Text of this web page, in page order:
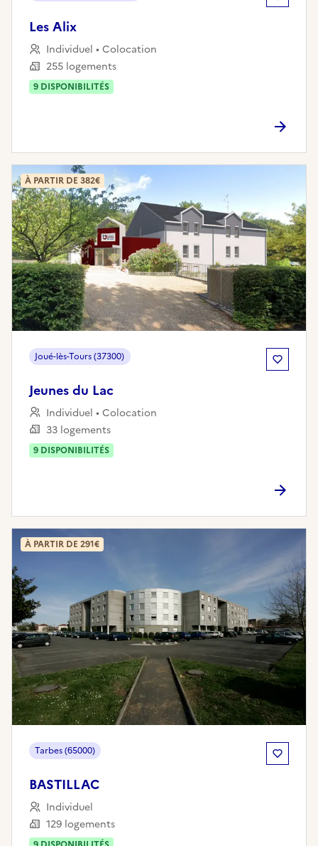
Les Alix
Individuel • Colocation
255 logements
9 DISPONIBILITÉS
Jeunes du Lac
Individuel • Colocation
33 logements
9 DISPONIBILITÉS
Joué-lès-Tours (37300)
À PARTIR DE 382€
BASTILLAC
Individuel
129 logements
Tarbes (65000)
À PARTIR DE 291€